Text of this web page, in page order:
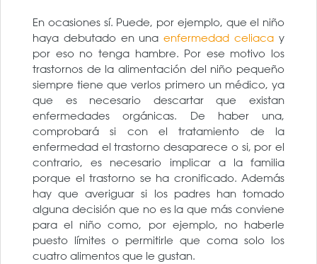
En ocasiones sí. Puede, por ejemplo, que el niño
haya debutado en unaenfermedad celiaca y
por eso no tenga hambre. Por ese motivo los
trastornos de la alimentación del niño pequeño
siempre tiene que verlos primero un médico, ya
que es necesario descartar que existan
enfermedades orgánicas. De haber una,
comprobará si con el tratamiento de la
enfermedad el trastorno desaparece o si, por el
contrario, es necesario implicar a la familia
porque el trastorno se ha cronificado. Además
hay que averiguar si los padres han tomado
alguna decisión que no es la que más conviene
para el niño como, por ejemplo, no haberle
puesto límites o permitirle que coma solo los
cuatro alimentos que le gustan.